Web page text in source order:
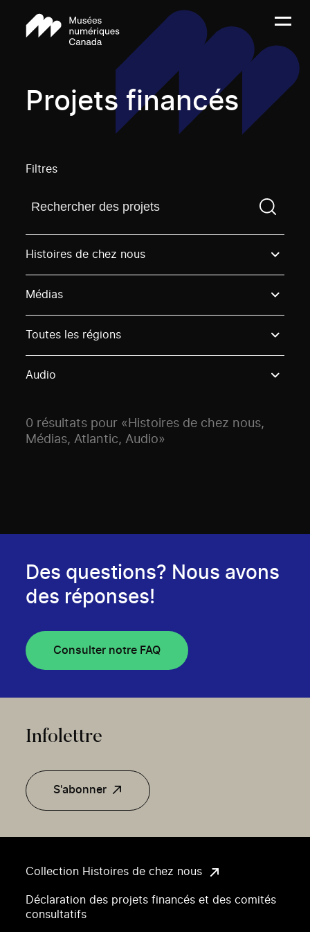
Projets financés
Filtres
Trouvez un projetVous devez saisir un terme de
Histoires de chez nous
Médias
Toutes les régions
Audio
0 résultats pour «Histoires de chez nous,
Médias, Atlantic, Audio»
Collection Histoires de chez nous
Déclaration des projets financés et des comités
consultatifs
Des questions? Nous avons
des réponses!
Consulter notre FAQ
Infolettre
S'abonner